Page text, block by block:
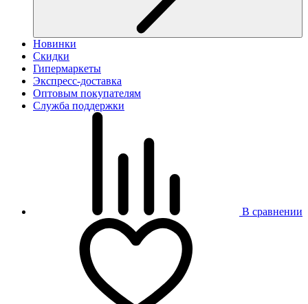
Новинки
Скидки
Гипермаркеты
Экспресс-доставка
Оптовым покупателям
Служба поддержки
В сравнении